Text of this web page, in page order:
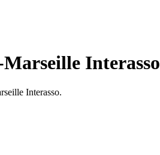
Interasso
Interasso.